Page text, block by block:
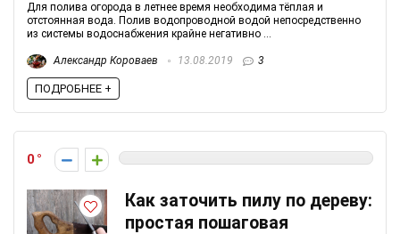
Для полива огорода в летнее время необходима тёплая и
отстоянная вода. Полив водопроводной водой непосредственно
из системы водоснабжения крайне негативно ...
Александр Короваев 13.08.2019 3
ПОДРОБНЕЕ +
0
Как заточить пилу по дереву:
простая пошаговая